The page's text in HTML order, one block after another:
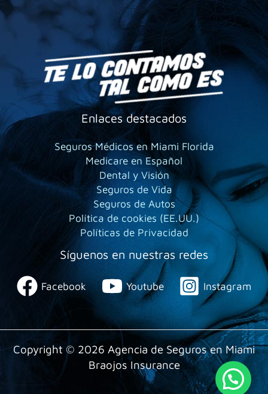
Enlaces destacados
Seguros Médicos en Miami Florida
Medicare en Español
Dental y Visión
Seguros de Vida
Seguros de Autos
Política de cookies (EE.UU.)
Políticas de Privacidad
Síguenos en nuestras redes
Facebook Youtube Instagram
Copyright © 2026 Agencia de Seguros en Miami
Braojos Insurance